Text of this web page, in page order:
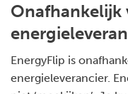
Onafhankelijk
EnergyFlip is
energieleverancier.